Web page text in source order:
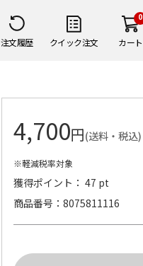
注文履歴 クイック注文
0
カート
4,700円(送料・税込)
※軽減税率対象
獲得ポイント： 47 pt
商品番号
8075811116